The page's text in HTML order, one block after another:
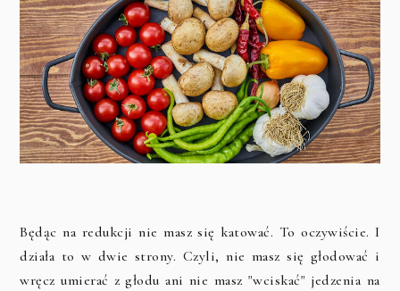
Będąc na redukcji nie masz się katować. To oczywiście. I
działa to w dwie strony. Czyli, nie masz się głodować i
wręcz umierać z głodu ani nie masz "wciskać" jedzenia na